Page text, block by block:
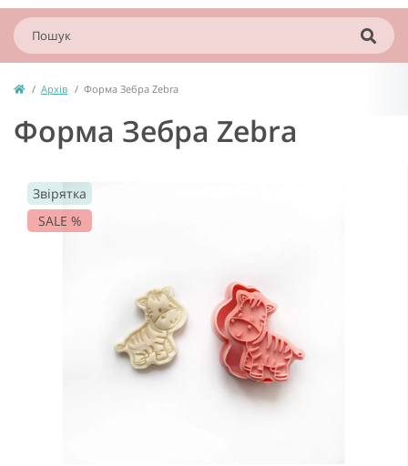
Архів Форма Зебра Zebra
Форма Зебра Zebra
Звірятка
SALE %